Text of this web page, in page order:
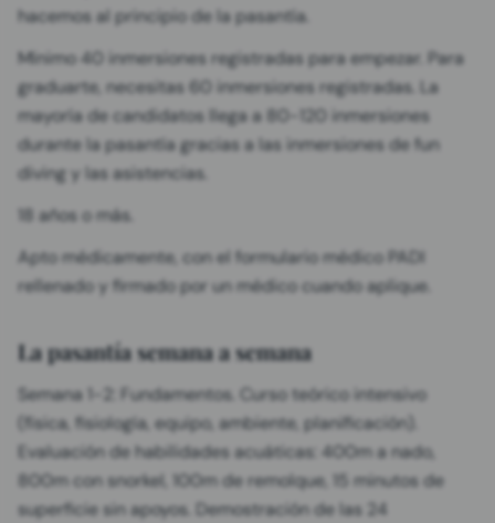
hacemos al principio de la pasantía.
Mínimo 40 inmersiones registradas para empezar. Para
graduarte, necesitas 60 inmersiones registradas. La
mayoría de candidatos llega a 80-120 inmersiones
durante la pasantía gracias a las inmersiones de fun
diving y las asistencias.
18 años o más.
Apto médicamente, con el formulario médico PADI
rellenado y firmado por un médico cuando aplique.
La pasantía semana a semana
Semana 1-2: Fundamentos. Curso teórico intensivo
(física, fisiología, equipo, ambiente, planificación).
Evaluación de habilidades acuáticas: 400m a nado,
800m con snorkel, 100m de remolque, 15 minutos de
superficie sin apoyos. Demostración de las 24